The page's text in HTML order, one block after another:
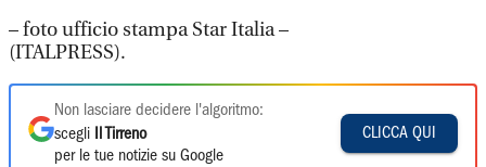
– foto ufficio stampa Star Italia –
(ITALPRESS).
Non lasciare decidere l'algoritmo:
scegli
Il Tirreno
per le tue notizie su Google
CLICCA QUI